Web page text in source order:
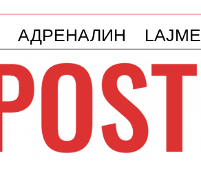
АДРЕНАЛИН LAJME